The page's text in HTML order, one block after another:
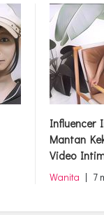
Influencer
Mantan
Video
Wanita | 7